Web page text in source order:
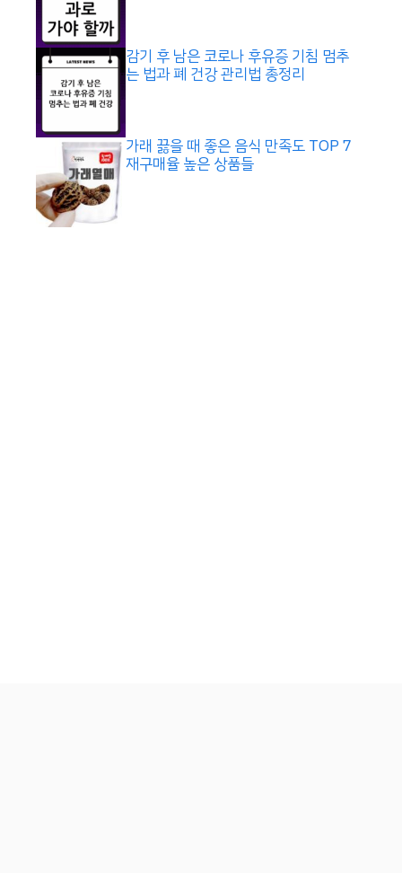
감기 후 남은 코로나 후유증 기침 멈추
는 법과 폐 건강 관리법 총정리
가래 끓을 때 좋은 음식 만족도 TOP 7
재구매율 높은 상품들